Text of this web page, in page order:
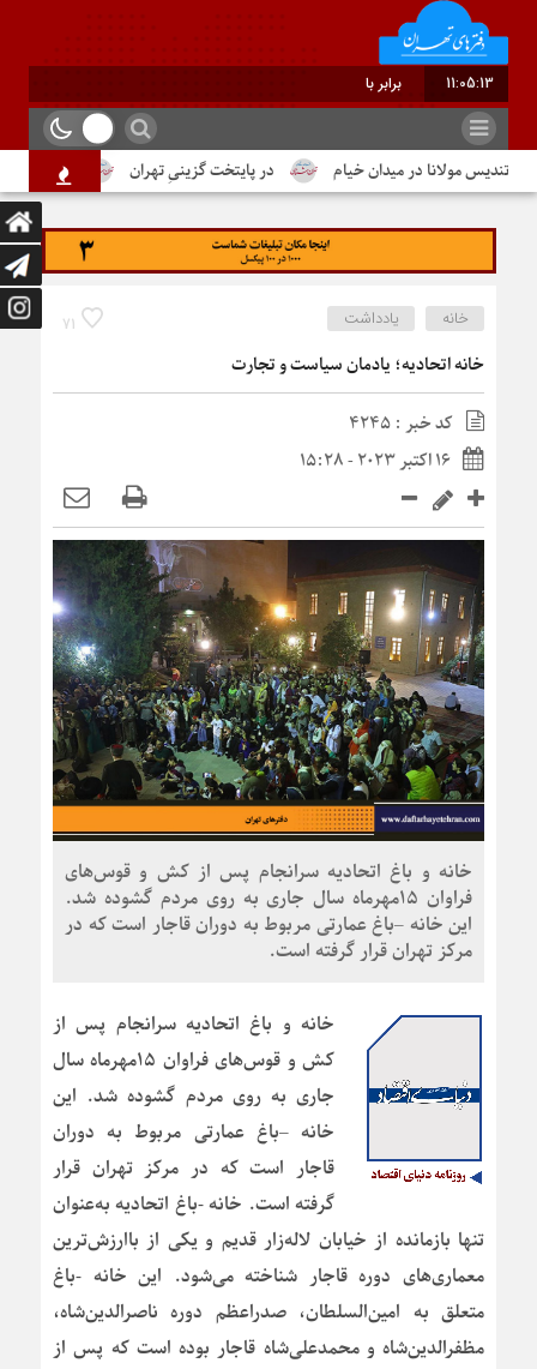
11:05:14 برابر با : Thursday - 6 August - 2026
تندیس مولانا در میدان خیام در پایتخت گزینیِ تهران دومین شماره
71 خانه
یادداشت
خانه اتحادیه؛ یادمان سیاست و تجارت
کد خبر : 4245
16 اکتبر 2023 - 15:28
خانه و باغ اتحادیه سرانجام پس از کش و قوس‌های
فراوان ۱۵مهرماه سال جاری به روی مردم گشوده شد.
این خانه –باغ عمارتی مربوط به دوران قاجار است که در
مرکز تهران قرار گرفته است.
خانه و باغ اتحادیه سرانجام پس از
کش و قوس‌های فراوان ۱۵مهرماه سال
جاری به روی مردم گشوده شد. این
خانه –باغ عمارتی مربوط به دوران
قاجار است که در مرکز تهران قرار
گرفته است. خانه -باغ اتحادیه به‌عنوان
تنها بازمانده از خیابان لاله‌زار قدیم و یکی از باارزش‌ترین
معماری‌های دوره قاجار شناخته می‌شود. این خانه -باغ
متعلق به امین‌السلطان، صدراعظم دوره ناصرالدین‌شاه،
مظفرالدین‌شاه و محمدعلی‌شاه قاجار بوده است که پس از